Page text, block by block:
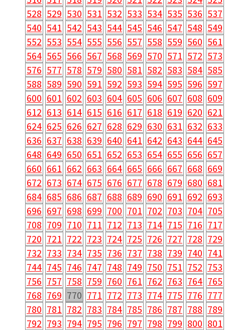
528 529 530 531 532 533 534 535 536 537
540 541 542 543 544 545 546 547 548 549
552 553 554 555 556 557 558 559 560 561
564 565 566 567 568 569 570 571 572 573
576 577 578 579 580 581 582 583 584 585
588 589 590 591 592 593 594 595 596 597
600 601 602 603 604 605 606 607 608 609
612 613 614 615 616 617 618 619 620 621
624 625 626 627 628 629 630 631 632 633
636 637 638 639 640 641 642 643 644 645
648 649 650 651 652 653 654 655 656 657
660 661 662 663 664 665 666 667 668 669
672 673 674 675 676 677 678 679 680 681
684 685 686 687 688 689 690 691 692 693
696 697 698 699 700 701 702 703 704 705
708 709 710 711 712 713 714 715 716 717
720 721 722 723 724 725 726 727 728 729
732 733 734 735 736 737 738 739 740 741
744 745 746 747 748 749 750 751 752 753
756 757 758 759 760 761 762 763 764 765
768 769 770 771 772 773 774 775 776 777
780 781 782 783 784 785 786 787 788 789
792 793 794 795 796 797 798 799 800 801